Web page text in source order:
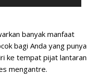
banyak manfaat
bagi Anda yang punya
ke tempat pijat lantaran
mengantre.